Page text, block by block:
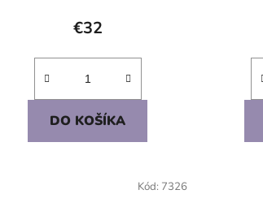
€32
DO KOŠÍKA
Kód: 7326